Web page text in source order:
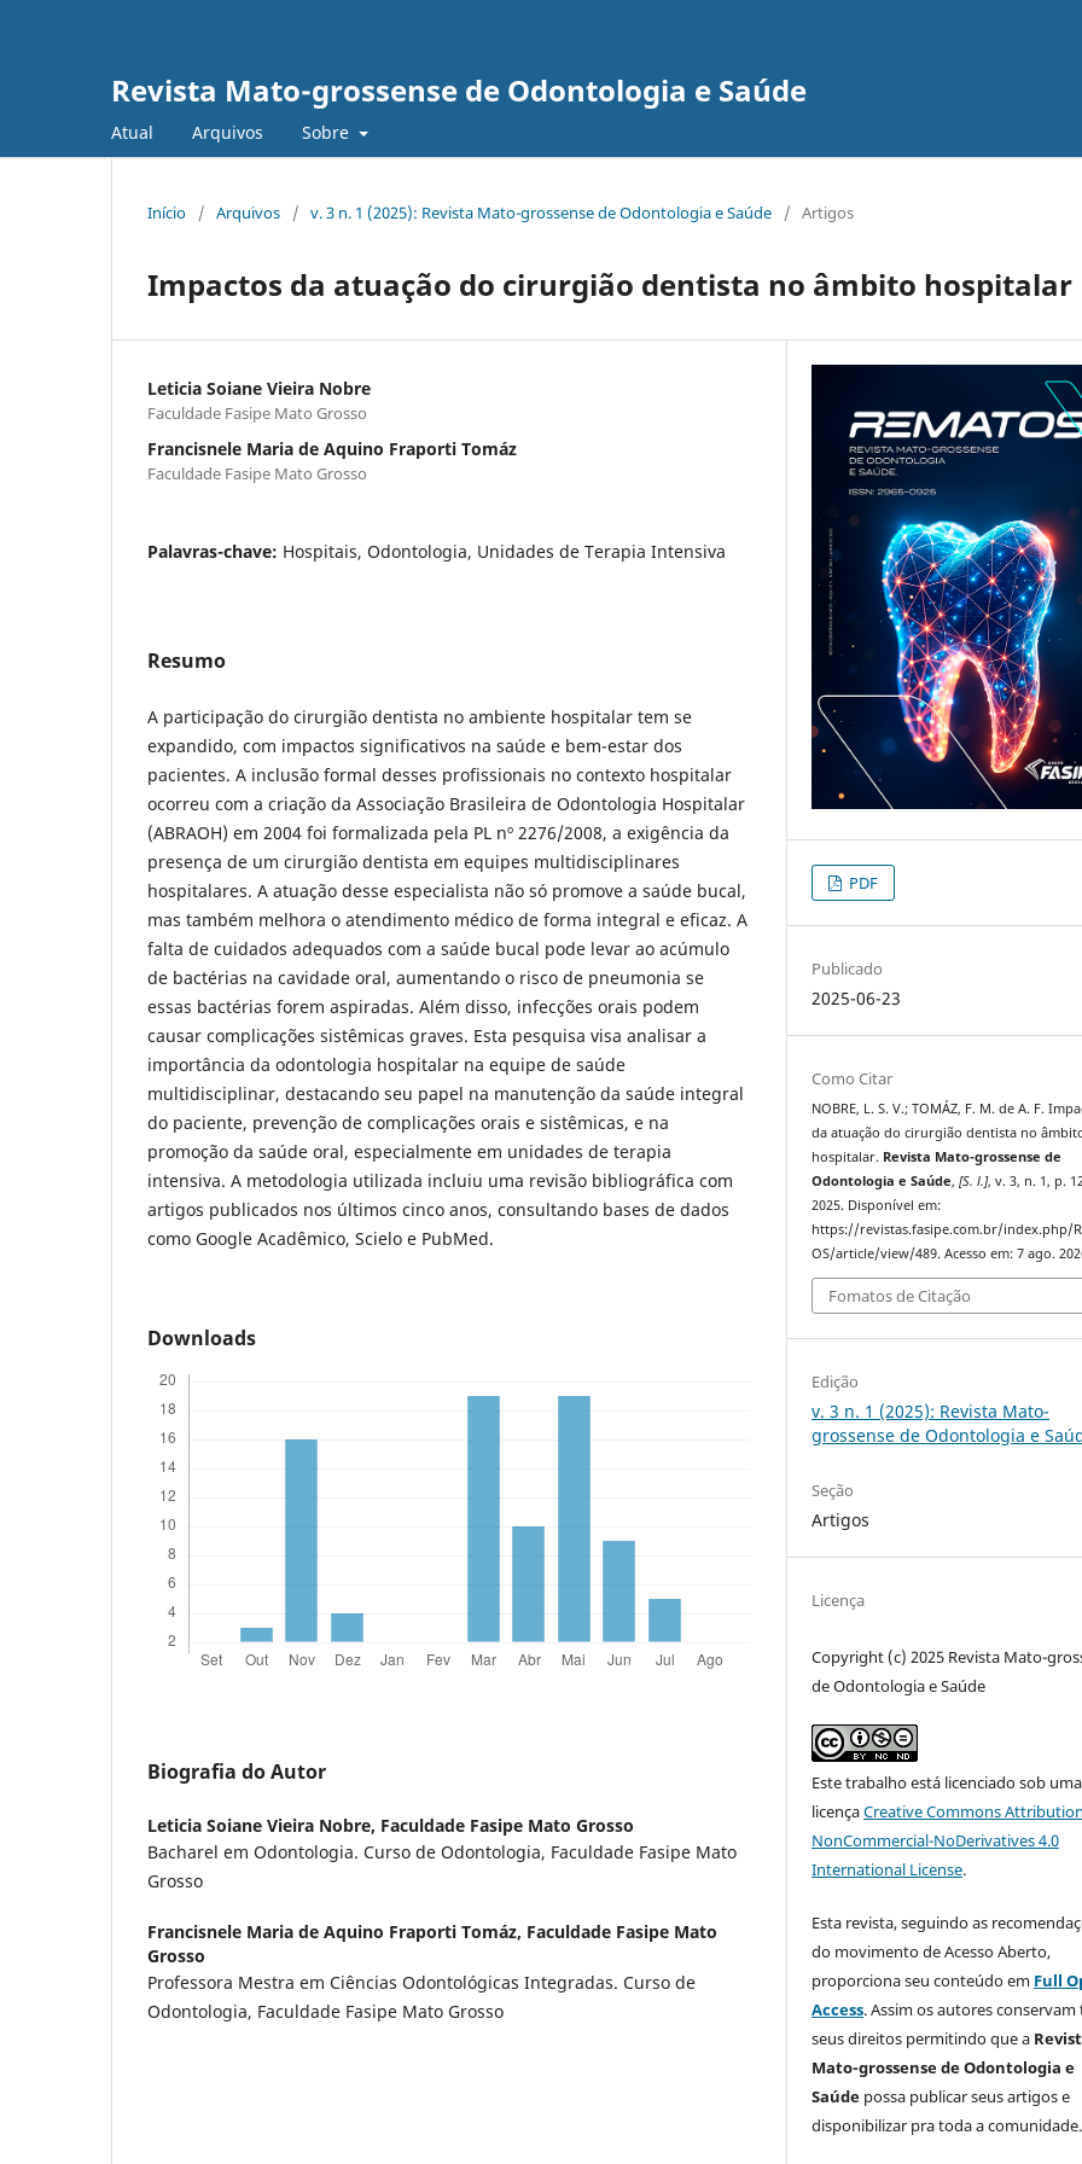
Revista Mato-grossense de Odontologia e Saúde
Atual Arquivos Sobre
Início / Arquivos / v. 3 n. 1 (2025): Revista Mato-grossense de Odontologia e Saúde / Artigos
Impactos da atuação do cirurgião dentista no âmbito hospitalar
Leticia Soiane Vieira Nobre
Faculdade Fasipe Mato Grosso
Francisnele Maria de Aquino Fraporti Tomáz
Faculdade Fasipe Mato Grosso
Palavras-chave: Hospitais, Odontologia, Unidades de Terapia Intensiva
Resumo
A participação do cirurgião dentista no ambiente hospitalar tem se
expandido, com impactos significativos na saúde e bem-estar dos
pacientes. A inclusão formal desses profissionais no contexto hospitalar
ocorreu com a criação da Associação Brasileira de Odontologia Hospitalar
(ABRAOH) em 2004 foi formalizada pela PL nº 2276/2008, a exigência da
presença de um cirurgião dentista em equipes multidisciplinares
hospitalares. A atuação desse especialista não só promove a saúde bucal,
mas também melhora o atendimento médico de forma integral e eficaz. A
falta de cuidados adequados com a saúde bucal pode levar ao acúmulo
de bactérias na cavidade oral, aumentando o risco de pneumonia se
essas bactérias forem aspiradas. Além disso, infecções orais podem
causar complicações sistêmicas graves. Esta pesquisa visa analisar a
importância da odontologia hospitalar na equipe de saúde
multidisciplinar, destacando seu papel na manutenção da saúde integral
do paciente, prevenção de complicações orais e sistêmicas, e na
promoção da saúde oral, especialmente em unidades de terapia
intensiva. A metodologia utilizada incluiu uma revisão bibliográfica com
artigos publicados nos últimos cinco anos, consultando bases de dados
como Google Acadêmico, Scielo e PubMed.
Downloads
Biografia do Autor
Leticia Soiane Vieira Nobre, Faculdade Fasipe Mato Grosso
Bacharel em Odontologia. Curso de Odontologia, Faculdade Fasipe Mato
Grosso
Francisnele Maria de Aquino Fraporti Tomáz, Faculdade Fasipe Mato
Grosso
Professora Mestra em Ciências Odontológicas Integradas. Curso de
Odontologia, Faculdade Fasipe Mato Grosso
PDF
Publicado
2025-06-23
Como Citar
NOBRE, L. S. V.; TOMÁZ, F. M. de A. F.
da atuação do cirurgião dentista no
hospitalar. Revista Mato-grossense de
Odontologia e Saúde,[S. l.], v. 3, n. 1, p.
2025. Disponível em:
https://revistas.fasipe.com.br/index.php/
OS/article/view/489. Acesso em: 7 ago.
Fomatos de Citação
Edição
v. 3 n. 1 (2025): Revista Mato-
grossense de Odontologia e
Seção
Artigos
Licença
Copyright (c) 2025 Revista Mato-
de Odontologia e Saúde
Este trabalho está licenciado sob uma
licençaCreative Commons
NonCommercial-NoDerivatives 4.0
International License.
Esta revista, seguindo as
do movimento de Acesso Aberto,
proporciona seu conteúdo em Full
Access. Assim os autores
seus direitos permitindo que a
Mato-grossense de Odontologia e
Saúde possa publicar seus artigos e
disponibilizar pra toda a comunidade.